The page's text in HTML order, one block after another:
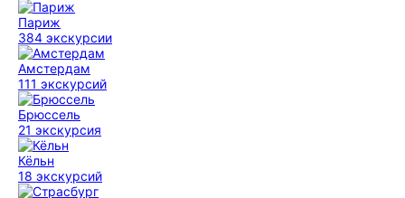
Париж
384 экскурсии
Амстердам
111 экскурсий
Брюссель
21 экскурсия
Кёльн
18 экскурсий